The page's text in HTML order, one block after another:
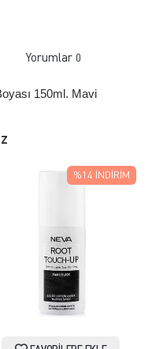
Yorumlar 0
150ml. Mavi
%14 İNDIRIM